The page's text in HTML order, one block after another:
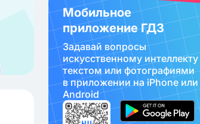
Мобильное
приложение ГДЗ
Задавай вопросы
искуcственному интеллекту
текстом или фотографиями
в приложении на iPhone или
Android